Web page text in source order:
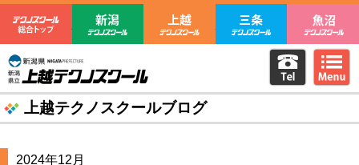
テクノスクール総合トップ
新潟テクノスクール上越テクノスクール
三条テクノ
新潟県立上越テクノスクール 電話を
上越テクノスクールブログ
2024年12月